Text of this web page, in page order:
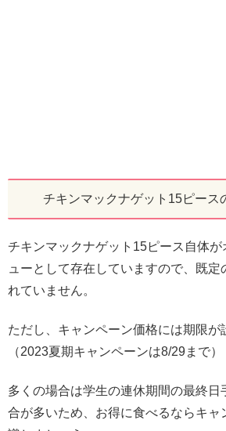
チキンマックナゲット15ピース
チキンマックナゲット15ピース自体が
ューとして存在していますので、既定
れていません。
ただし、キャンペーン価格には期限が
（2023夏期キャンペーンは8/29まで）
多くの場合は学生の連休期間の最終日
合が多いため、お得に食べるならキャ